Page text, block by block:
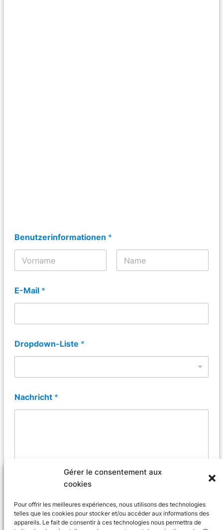
Gérer le consentement aux
cookies
Pour offrir les meilleures expériences, nous utilisons des technologies
telles que les cookies pour stocker et/ou accéder aux informations des
appareils. Le fait de consentir à ces technologies nous permettra de
Benutzerinformationen *
E-Mail *
Dropdown-Liste *
Nachricht *